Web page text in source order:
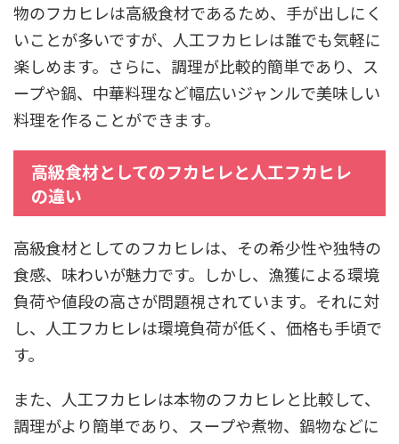
物のフカヒレは高級食材であるため、手が出しにく
いことが多いですが、人工フカヒレは誰でも気軽に
楽しめます。さらに、調理が比較的簡単であり、ス
ープや鍋、中華料理など幅広いジャンルで美味しい
料理を作ることができます。
高級食材としてのフカヒレと人工フカヒレ
の違い
高級食材としてのフカヒレは、その希少性や独特の
食感、味わいが魅力です。しかし、漁獲による環境
負荷や値段の高さが問題視されています。それに対
し、人工フカヒレは環境負荷が低く、価格も手頃で
す。
また、人工フカヒレは本物のフカヒレと比較して、
調理がより簡単であり、スープや煮物、鍋物などに